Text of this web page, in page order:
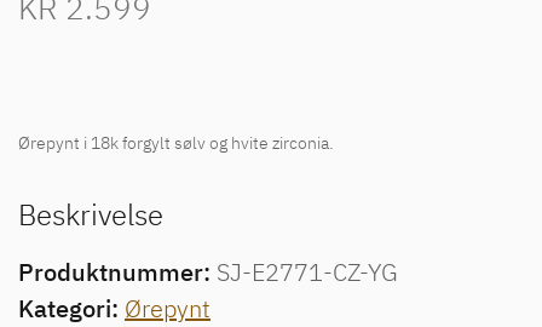
Ørepynt i 18k forgylt sølv og hvite zirconia.
Beskrivelse
Produktnummer: SJ-E2771-CZ-YG
Kategori: Ørepynt